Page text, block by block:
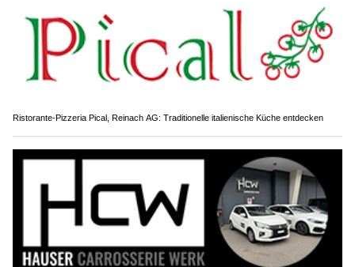
Ristorante-Pizzeria Pical, Reinach AG: Traditionelle italienische Küche entdecken